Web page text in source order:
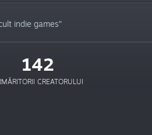
indie games”
142
CREATORULUI